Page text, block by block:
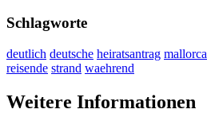
Schlagworte
deutlich deutsche heiratsantrag mallorca
reisende strand waehrend
Weitere Informationen